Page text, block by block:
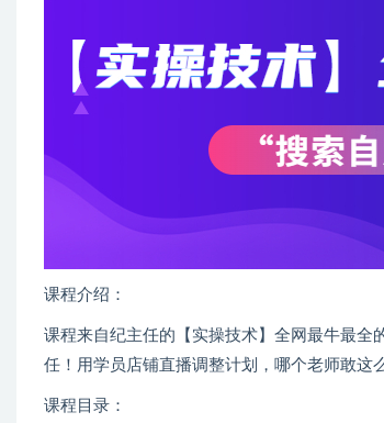
课程介绍：
课程来自纪主任的【实操技术】全网最牛最全
任！用学员店铺直播调整计划，哪个老师敢这
课程目录：